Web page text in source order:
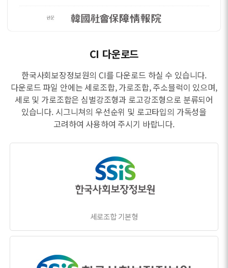
CI 다운로드
한국사회보장정보원의 CI를 다운로드 하실 수 있습니다.
다운로드 파일 안에는 세로조합, 가로조합, 주소블럭이 있으며,
세로 및 가로조합은 심벌강조형과 로고강조형으로 분류되어
있습니다. 시그니쳐의 우선순위 및 로고타입의 가독성을
고려하여 사용하여 주시기 바랍니다.
세로조합 기본형